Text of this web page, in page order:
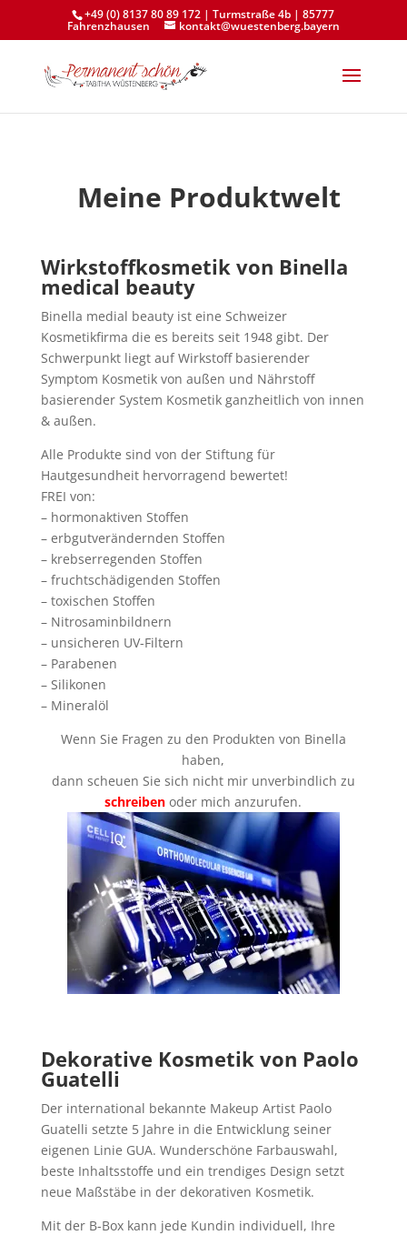
+49 (0) 8137 80 89 172 | Turmstraße 4b | 85777
Fahrenzhausen kontakt@wuestenberg.bayern
Meine Produktwelt
Wirkstoffkosmetik von Binella
medical beauty
Binella medial beauty ist eine Schweizer
Kosmetikfirma die es bereits seit 1948 gibt. Der
Schwerpunkt liegt auf Wirkstoff basierender
Symptom Kosmetik von außen und Nährstoff
basierender System Kosmetik ganzheitlich von innen
& außen.
Alle Produkte sind von der Stiftung für
Hautgesundheit hervorragend bewertet!
FREI von:
– hormonaktiven Stoffen
– erbgutverändernden Stoffen
– krebserregenden Stoffen
– fruchtschädigenden Stoffen
– toxischen Stoffen
– Nitrosaminbildnern
– unsicheren UV-Filtern
– Parabenen
– Silikonen
– Mineralöl
Wenn Sie Fragen zu den Produkten von Binella
haben,
dann scheuen Sie sich nicht mir unverbindlich zu
schreiben oder mich anzurufen.
Dekorative Kosmetik von Paolo
Guatelli
Der international bekannte Makeup Artist Paolo
Guatelli setzte 5 Jahre in die Entwicklung seiner
eigenen Linie GUA. Wunderschöne Farbauswahl,
beste Inhaltsstoffe und ein trendiges Design setzt
neue Maßstäbe in der dekorativen Kosmetik.
Mit der B-Box kann jede Kundin individuell, Ihre